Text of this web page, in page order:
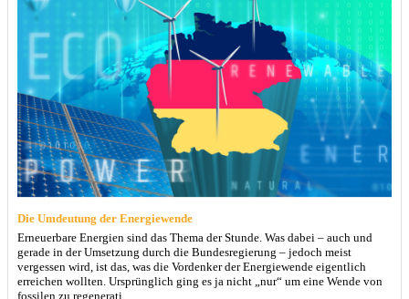
Die Umdeutung der Energiewende
Erneuerbare Energien sind das Thema der Stunde. Was dabei – auch und
gerade in der Umsetzung durch die Bundesregierung – jedoch meist
vergessen wird, ist das, was die Vordenker der Energiewende eigentlich
erreichen wollten. Ursprünglich ging es ja nicht „nur“ um eine Wende von
fossilen zu regenerati…